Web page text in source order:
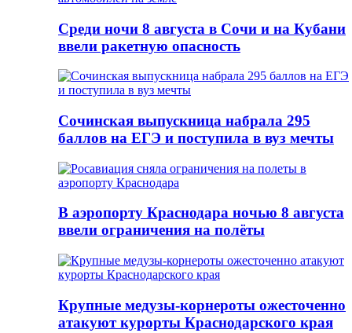
Среди ночи 8 августа в Сочи и на Кубани
ввели ракетную опасность
Сочинская выпускница набрала 295
баллов на ЕГЭ и поступила в вуз мечты
В аэропорту Краснодара ночью 8 августа
ввели ограничения на полёты
Крупные медузы-корнероты ожесточенно
атакуют курорты Краснодарского края